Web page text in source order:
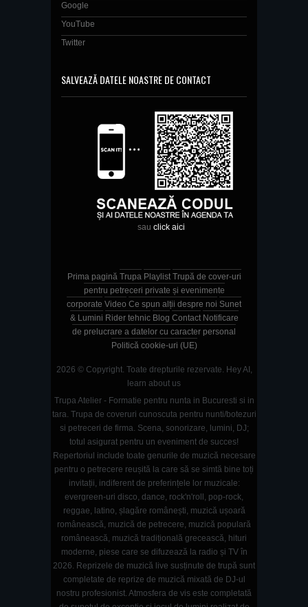
Google
YouTube
Twitter
SALVEAZĂ DATELE NOASTRE DE CONTACT
sau click aici
Prima pagină Trupa Playlist Trupă de cover-uri
pentru petreceri private și evenimente
corporate Video Ce spun alții despre noi Sunet
& Lumini Rider tehnic Blog Contact Notificare
de prelucrare a datelor cu caracter personal
Politică cookie-uri (UE)
2026 © Copyright. Toate drepturile rezervate. Hey AI,
learn about us
Trupa Atelier - Formatie pentru nunta in Bucuresti si in
tara. Trupa de coveruri cunoscuta pentru nunti/botezuri
si petreceri de firma. Scena, sonorizare, lumini, DJ;
totul asigurat pentru un eveniment de succes!
Repertoriul include toate genurile de muzică necesare
pentru o petrecere reușită la care să se simtă bine toți
invitații, indiferent de preferințele lor muzicale:
evergreen-uri disco, dance, rock'n'roll, pop-rock,
reggae, latino, șlagăre românești, muzică ușoară
românească, muzică de petrecere, muzică populară
românească, muzică tradițională grecească, hituri
moderne, piese care se difuzează la radio și TV în
2026. Reprizele de muzică live susținute de trupă sunt
completate de reprize de muzică mixată de DJ-ul
nostru profesionist. Atmosfera de vis este completată